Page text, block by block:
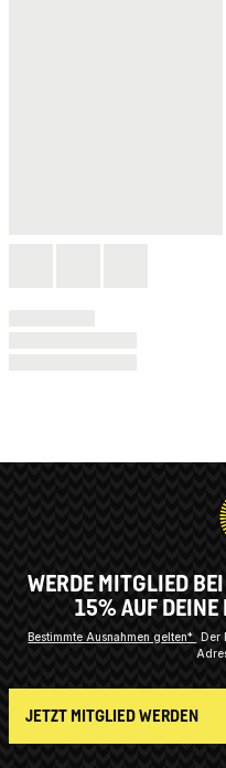
WERDE MITGLIED
15% AUF DEINE
Bestimmte Ausnahmen gelten* Der
JETZT MITGLIED WERDEN